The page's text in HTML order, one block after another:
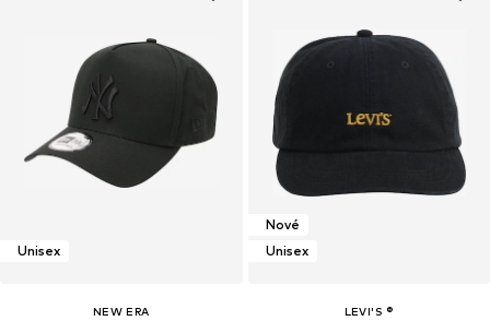
Unisex
NEW ERA
Nové
Unisex
LEVI'S ®